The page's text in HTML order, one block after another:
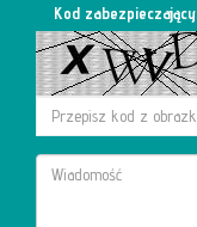
Kod zabezpieczający